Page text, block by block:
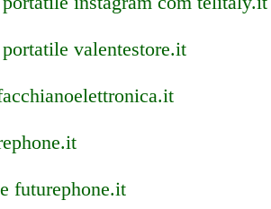
valentestore.it
futurephone.it